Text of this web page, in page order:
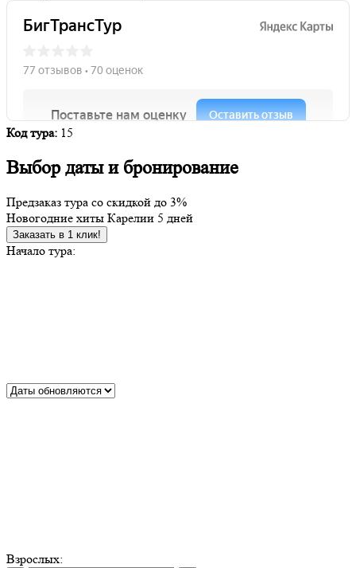
Код тура: 15
Выбор даты и бронирование
Предзаказ тура со скидкой до 3%
Новогодние хиты Карелии 5 дней
Заказать в 1 клик!
Начало тура:
Взрослых: